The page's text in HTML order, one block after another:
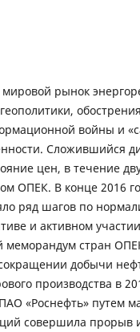
мировой рынок
войны и
Сложившийся
цен, в течение
ОПЕК. В конце 2016
ряд шагов по
и активном
стран
добычи
производства в
«Роснефть» путем
совершила прорыв